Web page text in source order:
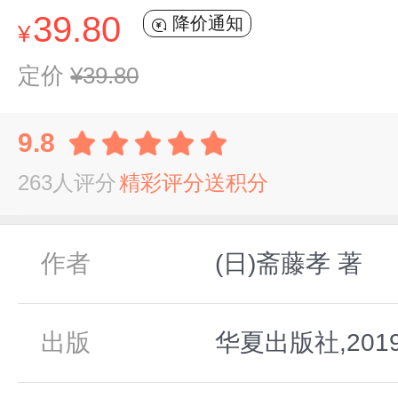
¥39.80 降价通知
定价 ¥39.80
9.8
263人评分精彩评分送积分
作者 (日)斋藤孝 著
出版 华夏出版社